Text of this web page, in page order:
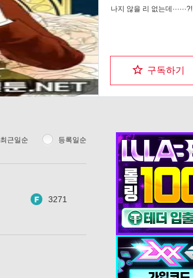
구독하기
나지 않을 리 없는데······?!
최근일순 등록일순
3271